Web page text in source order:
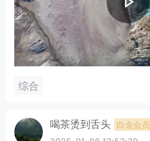
综合
喝茶烫到舌头 白金会员